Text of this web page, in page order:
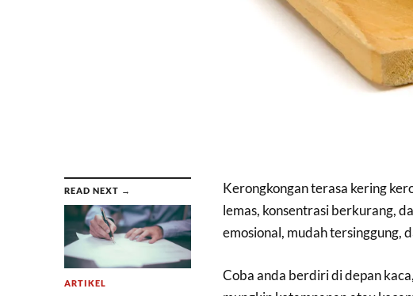
READ NEXT →
ARTIKEL
Kerongkongan terasa kering
lemas, konsentrasi berkurang,
emosional, mudah tersinggung,
Coba anda berdiri di depan